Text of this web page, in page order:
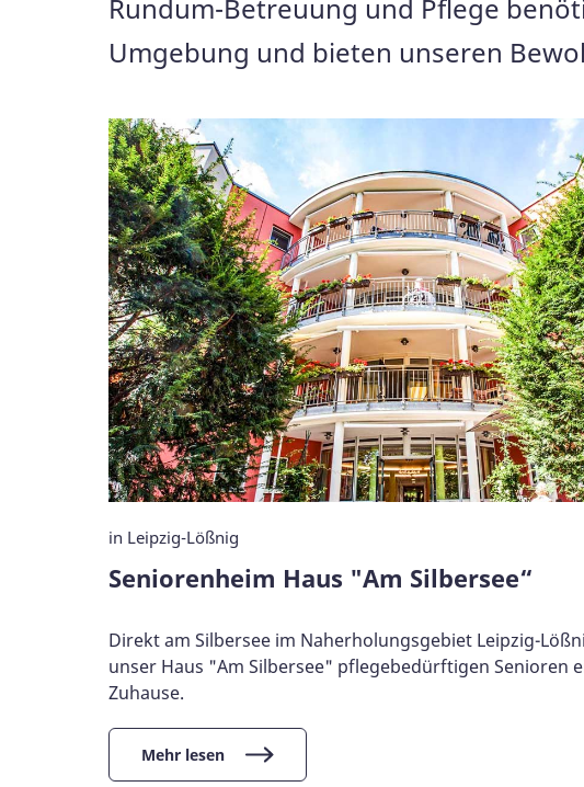
Rundum-Betreuung und Pflege
Umgebung und bieten unseren
in Leipzig-Lößnig
Seniorenheim Haus "Am Silbersee“
Direkt am Silbersee im Naherholungsgebiet Leipzig-
unser Haus "Am Silbersee" pflegebedürftigen Senioren
Zuhause.
Mehr lesen